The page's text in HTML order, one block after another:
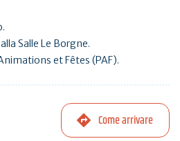
Salle Le Borgne.
et Fêtes (PAF).
Come arrivare